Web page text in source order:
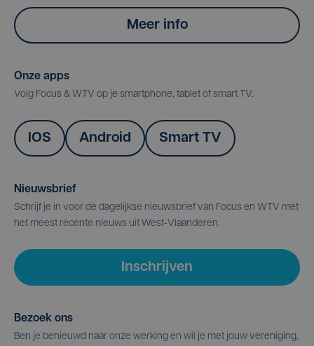
Meer info
Onze apps
Volg Focus & WTV op je smartphone, tablet of smart TV.
IOS Android Smart TV
Nieuwsbrief
Schrijf je in voor de dagelijkse nieuwsbrief van Focus en WTV met
het meest recente nieuws uit West-Vlaanderen.
Inschrijven
Bezoek ons
Ben je benieuwd naar onze werking en wil je met jouw vereniging,